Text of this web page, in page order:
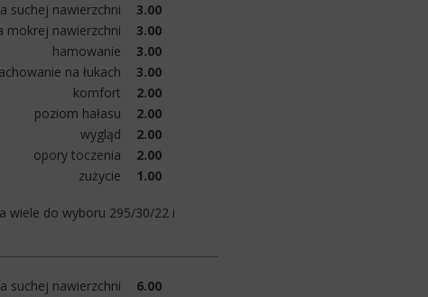
suchej nawierzchni
3.00
mokrej nawierzchni
3.00
hamowanie
3.00
na łukach
3.00
komfort
2.00
poziom hałasu
2.00
wygląd
2.00
opory toczenia
2.00
zużycie
1.00
wiele do wyboru 295/30/22 i
suchej nawierzchni
6.00